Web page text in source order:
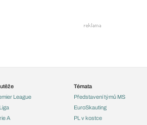
League
A
Témata
Představení týmů MS
EuroSkauting
PL v kostce